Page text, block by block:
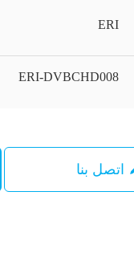
ERI
ERI-DVBCHD008
اتصل بنا